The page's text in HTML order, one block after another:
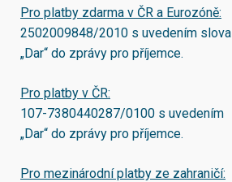
Pro platby zdarma v ČR a Eurozóně:
2502009848/2010 s uvedením slova
„Dar“ do zprávy pro příjemce.
Pro platby v ČR:
107-7380440287/0100 s uvedením
„Dar“ do zprávy pro příjemce.
Pro mezinárodní platby ze zahraničí: